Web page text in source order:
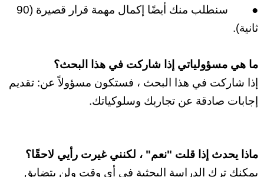
●
سنطلب منك أيضًا إكمال مهمة قرار قصيرة (90
ثانية).
ما هي مسؤولياتي إذا شاركت في هذا البحث؟
إذا شاركت في هذا البحث ، فستكون مسؤولاً عن: تقديم
إجابات صادقة عن تجاربك وسلوكياتك.
ماذا يحدث إذا قلت "نعم" ، لكنني غيرت رأيي لاحقًا؟
يمكنك ترك الدراسة البحثية في أي وقت ولن يتضايق